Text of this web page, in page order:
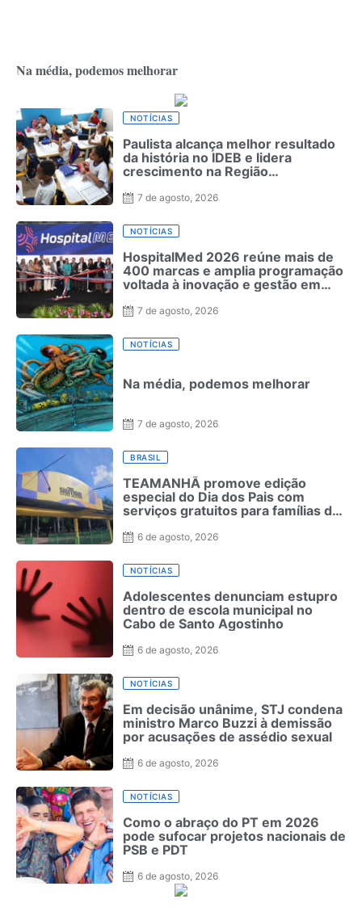
Na média, podemos melhorar
NOTÍCIAS
Paulista alcança melhor resultado
da história no IDEB e lidera
crescimento na Região
7 de agosto, 2026
NOTÍCIAS
HospitalMed 2026 reúne mais de
400 marcas e amplia programação
voltada à inovação e gestão em
7 de agosto, 2026
NOTÍCIAS
Na média, podemos melhorar
7 de agosto, 2026
BRASIL
TEAMANHÃ promove edição
especial do Dia dos Pais com
serviços gratuitos para famílias de
Recife
6 de agosto, 2026
NOTÍCIAS
Adolescentes denunciam estupro
dentro de escola municipal no
Cabo de Santo Agostinho
6 de agosto, 2026
NOTÍCIAS
Em decisão unânime, STJ condena
ministro Marco Buzzi à demissão
por acusações de assédio sexual
6 de agosto, 2026
NOTÍCIAS
Como o abraço do PT em 2026
pode sufocar projetos nacionais de
PSB e PDT
6 de agosto, 2026